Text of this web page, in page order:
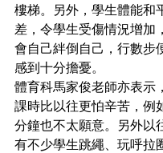
樓梯。另外，學生體能和
差，令學生受傷情況增加
會自己絆倒自己，行數步
感到十分擔憂。
體育科馬家俊老師亦表示
課時比以往更怕辛苦，例
分鐘也不太願意。另外以
有不少學生跳繩、玩呼拉